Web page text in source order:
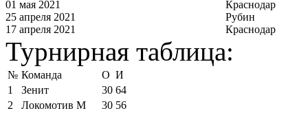
01 мая 2021
Краснодар
25 апреля 2021
Рубин
17 апреля 2021
Краснодар
Турнирная таблица:
№ Команда О И
1
Зенит 30 64
2
Локомотив М 30 56